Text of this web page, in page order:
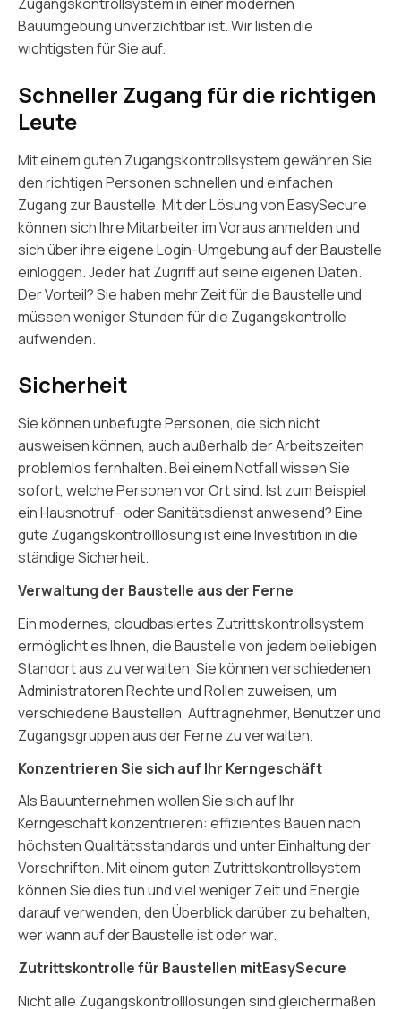
Zugangskontrollsystem in einer modernen
Bauumgebung unverzichtbar ist. Wir listen die
wichtigsten für Sie auf.
Schneller Zugang für die richtigen
Leute
Mit einem guten Zugangskontrollsystem gewähren Sie
den richtigen Personen schnellen und einfachen
Zugang zur Baustelle. Mit der Lösung von EasySecure
können sich Ihre Mitarbeiter im Voraus anmelden und
sich über ihre eigene Login-Umgebung auf der Baustelle
einloggen. Jeder hat Zugriff auf seine eigenen Daten.
Der Vorteil? Sie haben mehr Zeit für die Baustelle und
müssen weniger Stunden für die Zugangskontrolle
aufwenden.
Sicherheit
Sie können unbefugte Personen, die sich nicht
ausweisen können, auch außerhalb der Arbeitszeiten
problemlos fernhalten. Bei einem Notfall wissen Sie
sofort, welche Personen vor Ort sind. Ist zum Beispiel
ein Hausnotruf- oder Sanitätsdienst anwesend? Eine
gute Zugangskontrolllösung ist eine Investition in die
ständige Sicherheit.
Verwaltung der Baustelle aus der Ferne
Ein modernes, cloudbasiertes Zutrittskontrollsystem
ermöglicht es Ihnen, die Baustelle von jedem beliebigen
Standort aus zu verwalten. Sie können verschiedenen
Administratoren Rechte und Rollen zuweisen, um
verschiedene Baustellen, Auftragnehmer, Benutzer und
Zugangsgruppen aus der Ferne zu verwalten.
Konzentrieren Sie sich auf Ihr Kerngeschäft
Als Bauunternehmen wollen Sie sich auf Ihr
Kerngeschäft konzentrieren: effizientes Bauen nach
höchsten Qualitätsstandards und unter Einhaltung der
Vorschriften. Mit einem guten Zutrittskontrollsystem
können Sie dies tun und viel weniger Zeit und Energie
darauf verwenden, den Überblick darüber zu behalten,
wer wann auf der Baustelle ist oder war.
Zutrittskontrolle für Baustellen mitEasySecure
Nicht alle Zugangskontrolllösungen sind gleichermaßen